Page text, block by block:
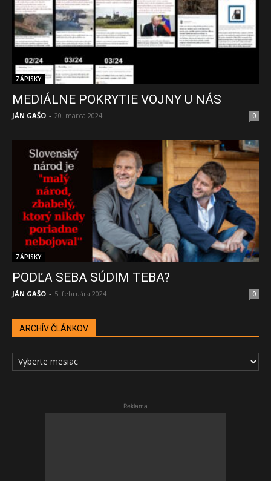
ZÁPISKY
MEDIÁLNE POKRYTIE VOJNY U NÁS
JÁN GAŠO - 20. marca 2024 0
ZÁPISKY
PODĽA SEBA SÚDIM TEBA?
JÁN GAŠO - 5. februára 2024 0
ARCHÍV ČLÁNKOV
ARCHÍV
ČLÁNKOV
Reklama